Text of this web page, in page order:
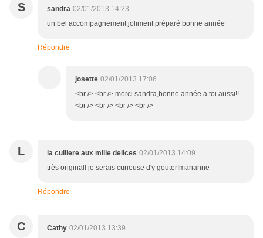
S sandra 02/01/2013 14:23
un bel accompagnement joliment préparé bonne année
Répondre
josette 02/01/2013 17:06
<br /> <br /> merci sandra,bonne année a toi aussi!!
<br /> <br /> <br /> <br />
L la cuillere aux mille delices 02/01/2013 14:09
très original! je serais curieuse d'y gouter!marianne
Répondre
C Cathy 02/01/2013 13:39